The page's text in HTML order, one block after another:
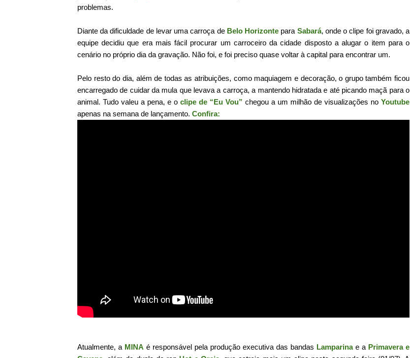
problemas.
Diante da dificuldade de levar uma carroça de Belo Horizonte para Sabará, onde o clipe foi gravado, a
equipe decidiu que era mais fácil procurar um carroceiro da cidade disposto a alugar o item para o
cenário no próprio dia da gravação. Não foi, e foi preciso quase voltar à capital para encontrar um.
Pelo resto do dia, além de todas as atribuições, como maquiagem e decoração, o grupo também ficou
encarregado de cuidar da mula que levava a carroça, a mantendo hidratada e até picando maçã para o
animal. Tudo valeu a pena, e o clipe de “Eu Vou” chegou a um milhão de visualizações no Youtube
apenas na semana de lançamento. Confira:
Atualmente, a MINA é responsável pela produção executiva das bandas Lamparinae a Primavera e